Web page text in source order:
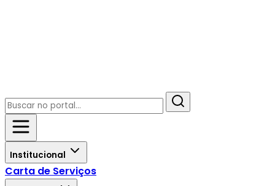
Institucional
Carta de Serviços